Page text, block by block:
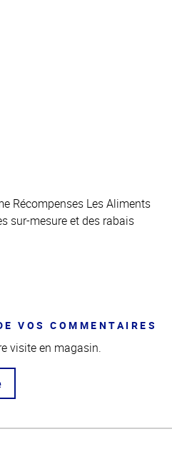
Récompenses Les Aliments
sur-mesure et des rabais
VOS COMMENTAIRES
visite en magasin.